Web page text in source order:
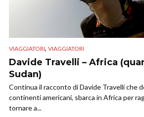
VIAGGIATORI, VIAGGIATORI
Davide Travelli – Africa
Sudan)
Continua il racconto di Davide Travelli che
continenti americani, sbarca in Africa per
tornare a...